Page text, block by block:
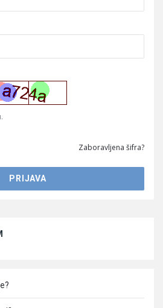
Zaboravljena šifra?